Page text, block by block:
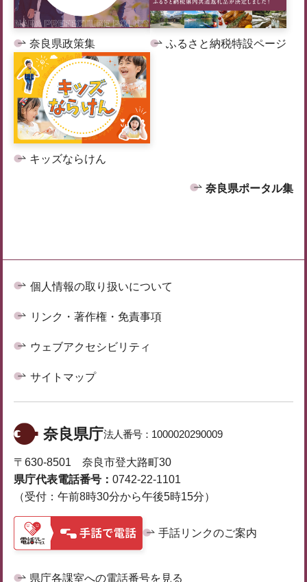
奈良県政策集 ふるさと納税特設ページ
キッズならけん
奈良県ポータル集
個人情報の取り扱いについて
リンク・著作権・免責事項
ウェブアクセシビリティ
サイトマップ
奈良県庁法人番号： 1000020290009
〒630-8501 奈良市登大路町30
県庁代表電話番号： 0742-22-1101
（受付：午前8時30分から午後5時15分）
手話リンクのご案内
県庁各課室への電話番号を見る